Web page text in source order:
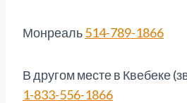
Монреаль514-789-1866
В другом месте в Квебеке
1-833-556-1866